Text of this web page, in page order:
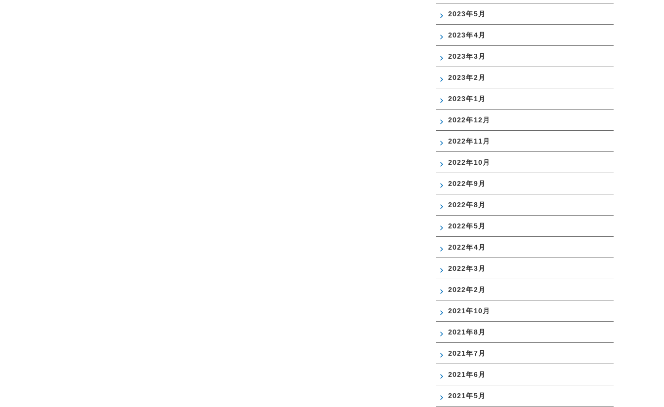
2023年5月
2023年4月
2023年3月
2023年2月
2023年1月
2022年12月
2022年11月
2022年10月
2022年9月
2022年8月
2022年5月
2022年4月
2022年3月
2022年2月
2021年10月
2021年8月
2021年7月
2021年6月
2021年5月